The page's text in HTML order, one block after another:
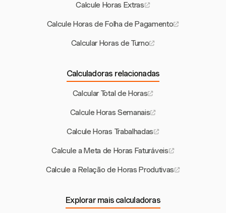
Calcule Horas Extras
Calcule Horas de Folha de Pagamento
Calcular Horas de Turno
Calculadoras relacionadas
Calcular Total de Horas
Calcule Horas Semanais
Calcule Horas Trabalhadas
Calcule a Meta de Horas Faturáveis
Calcule a Relação de Horas Produtivas
Explorar mais calculadoras